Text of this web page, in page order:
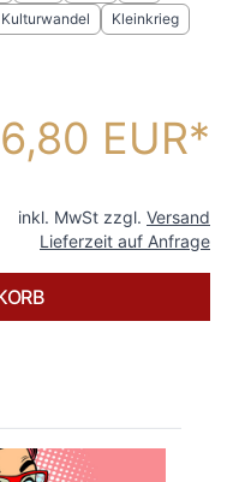
Kulturwandel
Kleinkrieg
EUR
inkl. MwSt zzgl. Versand
Lieferzeit auf Anfrage